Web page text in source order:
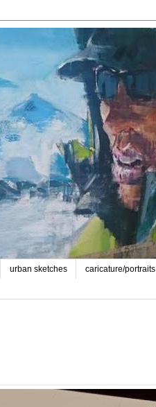
urban sketches caricature/portraits